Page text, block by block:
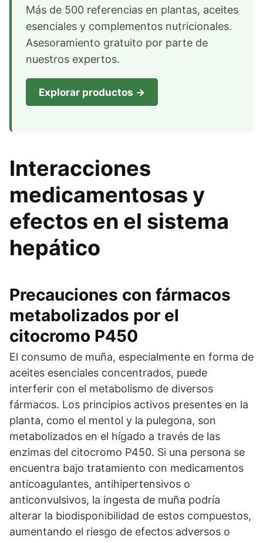
Más de 500 referencias en plantas, aceites
esenciales y complementos nutricionales.
Asesoramiento gratuito por parte de
nuestros expertos.
Explorar productos →
Interacciones
medicamentosas y
efectos en el sistema
hepático
Precauciones con fármacos
metabolizados por el
citocromo P450
El consumo de muña, especialmente en forma de
aceites esenciales concentrados, puede
interferir con el metabolismo de diversos
fármacos. Los principios activos presentes en la
planta, como el mentol y la pulegona, son
metabolizados en el hígado a través de las
enzimas del citocromo P450. Si una persona se
encuentra bajo tratamiento con medicamentos
anticoagulantes, antihipertensivos o
anticonvulsivos, la ingesta de muña podría
alterar la biodisponibilidad de estos compuestos,
aumentando el riesgo de efectos adversos o